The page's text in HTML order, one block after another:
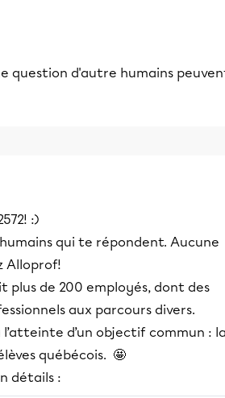
question d'autre humains
:)
qui te répondent. Aucune
Alloprof!
plus de 200 employés, dont des
aux parcours divers.
d’un objectif commun :
québécois. 🤩
détails :